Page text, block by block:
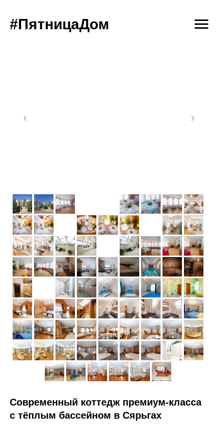
#ПятницаДом
Современный коттедж премиум-класса
с тёплым бассейном в Сярьгах